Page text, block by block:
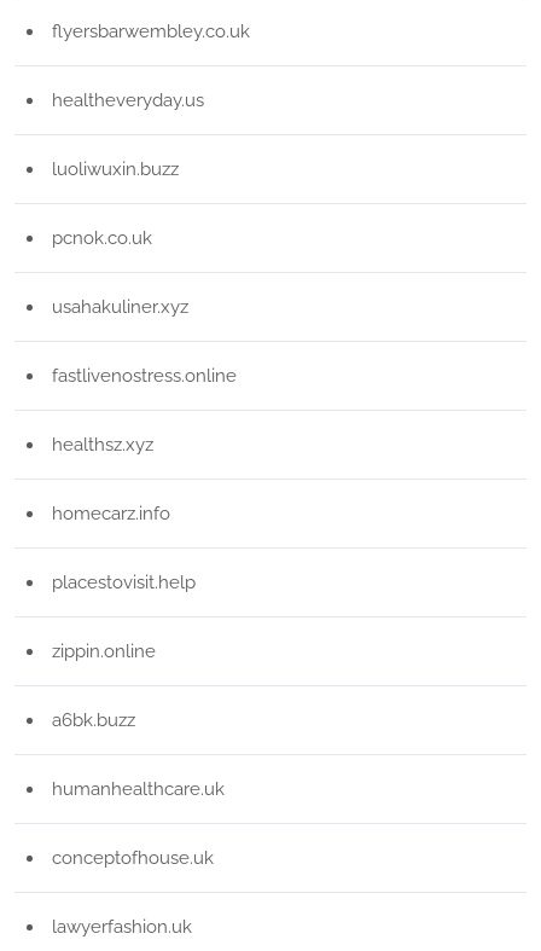
flyersbarwembley.co.uk
healtheveryday.us
luoliwuxin.buzz
pcnok.co.uk
usahakuliner.xyz
fastlivenostress.online
healthsz.xyz
homecarz.info
placestovisit.help
zippin.online
a6bk.buzz
humanhealthcare.uk
conceptofhouse.uk
lawyerfashion.uk